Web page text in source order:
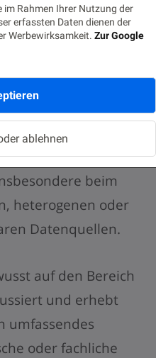
im Rahmen Ihrer Nutzung der
erfassten Daten dienen der
Werbewirksamkeit. Zur Google
ablehnen
Grad an
Dateningestion.
lassen sich
reduziert und
erhöht. Der
ermöglicht zudem
beim
heterogenen oder
Datenquellen.
auf den Bereich
und erhebt
umfassendes
oder fachliche